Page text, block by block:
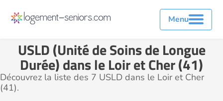
Menu
USLD (Unité de Soins de Longue
Durée) dans le Loir et Cher (41)
Découvrez la liste des 7 USLD dans le Loir et Cher
(41).